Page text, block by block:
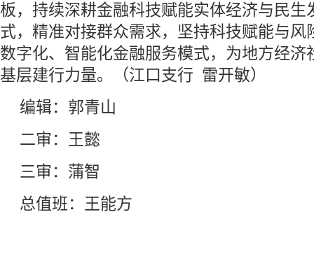
板，持续深耕金融科技赋能实体经济与民生
式，精准对接群众需求，坚持科技赋能与风
数字化、智能化金融服务模式，为地方经济
基层建行力量。（江口支行 雷开敏）
编辑：郭青山
二审：王懿
三审：蒲智
总值班：王能方